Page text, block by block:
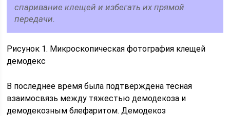
спаривание клещей и избегать их прямой
передачи.
Рисунок 1. Микроскопическая фотография клещей
демодекс
В последнее время была подтверждена тесная
взаимосвязь между тяжестью демодекоза и
демодекозным блефаритом. Демодекоз